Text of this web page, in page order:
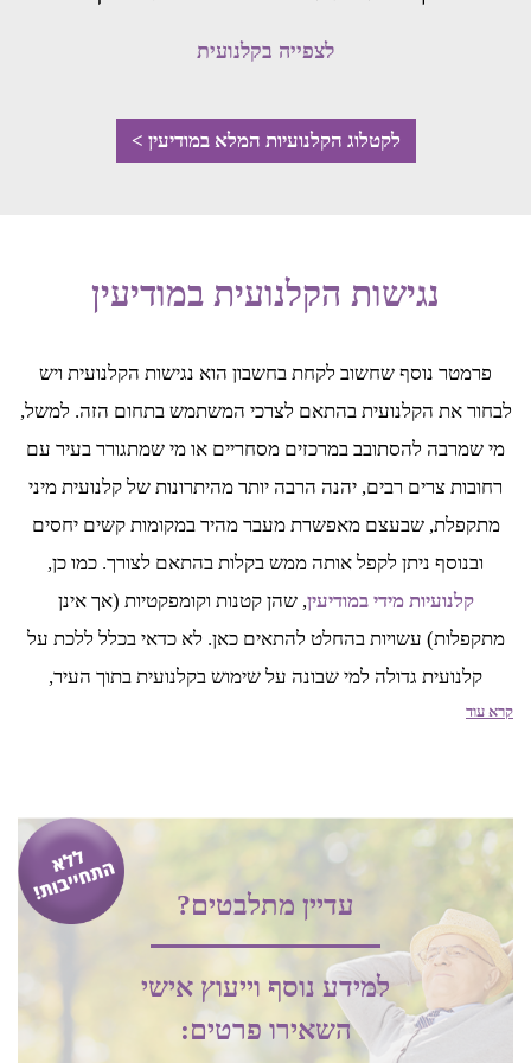
לצפייה בקלנועית
לקטלוג הקלנועיות המלא במודיעין >
נגישות הקלנועית במודיעין
פרמטר נוסף שחשוב לקחת בחשבון הוא נגישות הקלנועית ויש
לבחור את הקלנועית בהתאם לצרכי המשתמש בתחום הזה. למשל,
מי שמרבה להסתובב במרכזים מסחריים או מי שמתגורר בעיר עם
רחובות צרים רבים, יהנה הרבה יותר מהיתרונות של קלנועית מיני
מתקפלת, שבעצם מאפשרת מעבר מהיר במקומות קשים יחסים
ובנוסף ניתן לקפל אותה ממש בקלות בהתאם לצורך. כמו כן,
קלנועיות מידי במודיעין, שהן קטנות וקומפקטיות (אך אינן
מתקפלות) עשויות בהחלט להתאים כאן. לא כדאי בכלל ללכת על
קלנועית גדולה למי שבונה על שימוש בקלנועית בתוך העיר,
במרכזים מסחריים ובמקומות הומי אדם. כמו כן חשוב לזכור כי
אחסון הקלנועית במודיעין
גם אחסון הקלנועית הוא עניין חשוב לא פחות. כפי שציינו, קלנועיות
במודיעין לרוב משמשות את בני גיל הזהב באיזורים הכפריים, שם
לרוב מדובר בבתים גדולים יחסים עם שטחי אחסון נרחבים,
ובאזורים עירוניים, שם במקרים רבים נושא האחסון מאתגר הרבה
קלנועית מיני מתקפלת במודיעיןהיא הפתרון הטוב ביותר
קרא עוד
עדיין מתלבטים?
למידע נוסף וייעוץ אישי
השאירו פרטים: